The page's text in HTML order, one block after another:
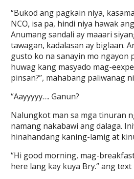
“Bukod ang pagkain niya,
NCO, isa pa, hindi niya hawak
Anumang sandali ay maaari
tawagan, kadalasan ay biglaan.
gusto ko na sanayin mo ngayon
huwag kang masyado mag-
pinsan?”, mahabang paliwanag
“Aayyyyy…. Ganun?
Nalungkot man sa mga tinuran
namang nakabawi ang dalaga.
hinahandang kaning-lamig at
“Hi good morning, mag-breakfast
here lang kay kuya Bry.” ang